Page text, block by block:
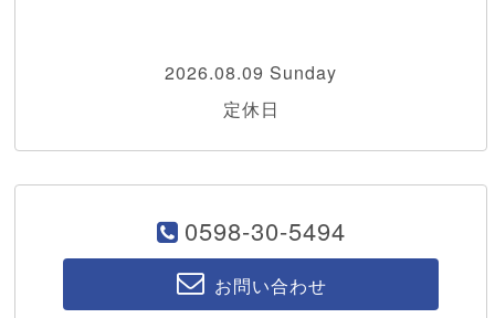
2026.08.09 Sunday
定休日
0598-30-5494
お問い合わせ